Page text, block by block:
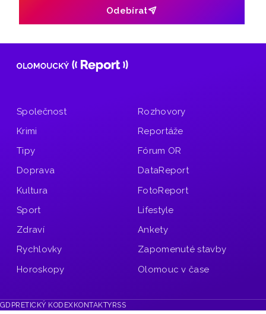
Odebírat
Společnost
Krimi
Tipy
Doprava
Kultura
Sport
Zdraví
Rychlovky
Horoskopy
Rozhovory
Reportáže
Fórum OR
DataReport
FotoReport
Lifestyle
Ankety
Zapomenuté stavby
Olomouc v čase
GDPR ETICKÝ KODEXKONTAKTYRSS